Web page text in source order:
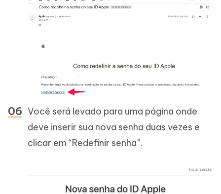
Você será levado para uma página onde
deve inserir sua nova senha duas vezes e
clicar em “Redefinir senha”.